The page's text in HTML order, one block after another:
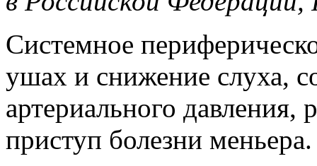
Системное
ушах и снижение слуха,
артериального давления,
приступ болезни меньера.